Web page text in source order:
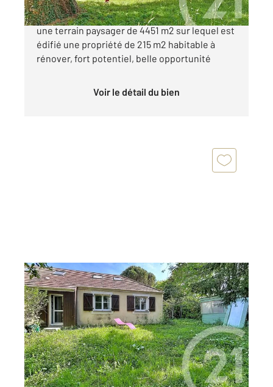
Situation exceptionnelle en site classé, sur
une terrain paysager de 4451 m2 sur lequel est
édifié une propriété de 215 m2 habitable à
rénover, fort potentiel, belle opportunité
Voir le détail du bien
BIEVRES 91
58,08 m2, 4 pièces
Ref : 4631
Maison à vendre
450 000 €
Maison idéale 1. achat comprenant séjour